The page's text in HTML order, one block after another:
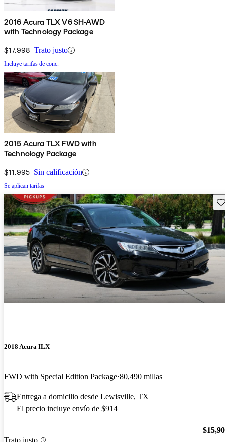
2016 Acura TLX V6 SH-AWD
with Technology Package
$17,998 Trato justo
Incluye tarifas de conc.
2015 Acura TLX FWD with
Technology Package
$11,995 Sin calificación
Se aplican tarifas
2018 Acura ILX
FWD with Special Edition Package 80,490 millas
Entrega a domicilio desde Lewisville, TX
El precio incluye envío de $914
Trato justo